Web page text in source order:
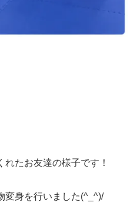
たお友達の様子です！
変身を行いました(^_^)/